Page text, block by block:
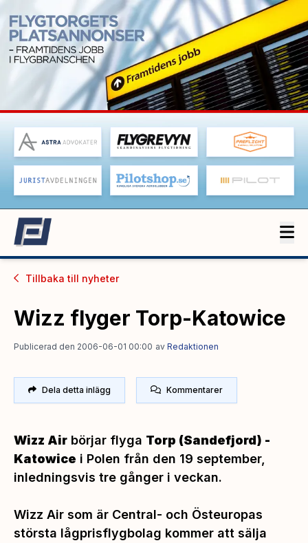
Tillbaka till nyheter
Wizz flyger Torp-Katowice
Publicerad den 2006-06-01 00:00 av Redaktionen
Dela detta inlägg Kommentarer
Wizz Air börjar flyga Torp (Sandefjord) -
Katowice i Polen från den 19 september,
inledningsvis tre gånger i veckan.
Wizz Air som är Central- och Östeuropas
största lågprisflygbolag kommer att sälja